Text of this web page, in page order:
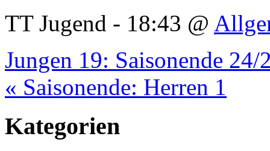
TT Jugend - 18:43 @
Jungen 19: Saisonende 24/
« Saisonende: Herren 1
Kategorien